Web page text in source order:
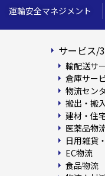
運輸安全マネジメント
サービス/
輸配送サ
倉庫サー
物流セン
搬出・搬
建材・住
医薬品物
日用雑貨
EC物流
食品物流